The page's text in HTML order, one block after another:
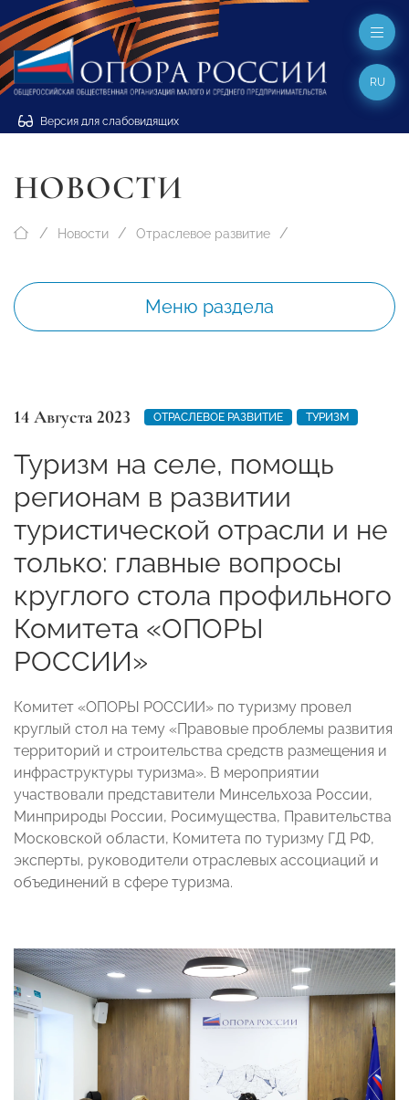
Версия для слабовидящих
RU
НОВОСТИ
Новости Отраслевое развитие
Меню раздела
14 Августа 2023 ОТРАСЛЕВОЕ РАЗВИТИЕ ТУРИЗМ
Туризм на селе, помощь
регионам в развитии
туристической отрасли и не
только: главные вопросы
круглого стола профильного
Комитета «ОПОРЫ
РОССИИ»
Комитет «ОПОРЫ РОССИИ» по туризму провел
круглый стол на тему «Правовые проблемы развития
территорий и строительства средств размещения и
инфраструктуры туризма». В мероприятии
участвовали представители Минсельхоза России,
Минприроды России, Росимущества, Правительства
Московской области, Комитета по туризму ГД РФ,
эксперты, руководители отраслевых ассоциаций и
объединений в сфере туризма.